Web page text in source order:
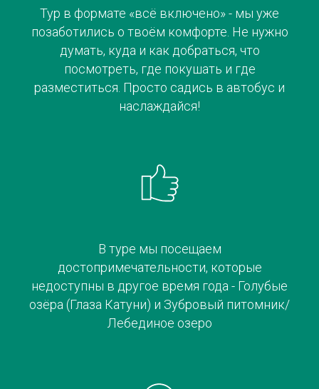
Тур в формате «всё включено» - мы уже
позаботились о твоём комфорте. Не нужно
думать, куда и как добраться, что
посмотреть, где покушать и где
разместиться. Просто садись в автобус и
наслаждайся!
В туре мы посещаем
достопримечательности, которые
недоступны в другое время года - Голубые
озёра (Глаза Катуни) и Зубровый питомник/
Лебединое озеро